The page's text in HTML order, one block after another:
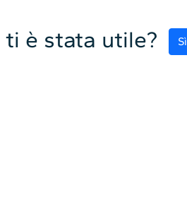
è stata utile? Sì